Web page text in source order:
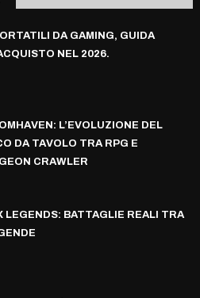
DA GAMING, GUIDA
NEL 2026.
L’EVOLUZIONE DEL
DA TAVOLO TRA RPG E
CRAWLER
LEGENDS: BATTAGLIE REALI TRA